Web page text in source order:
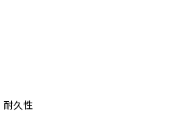
耐久性